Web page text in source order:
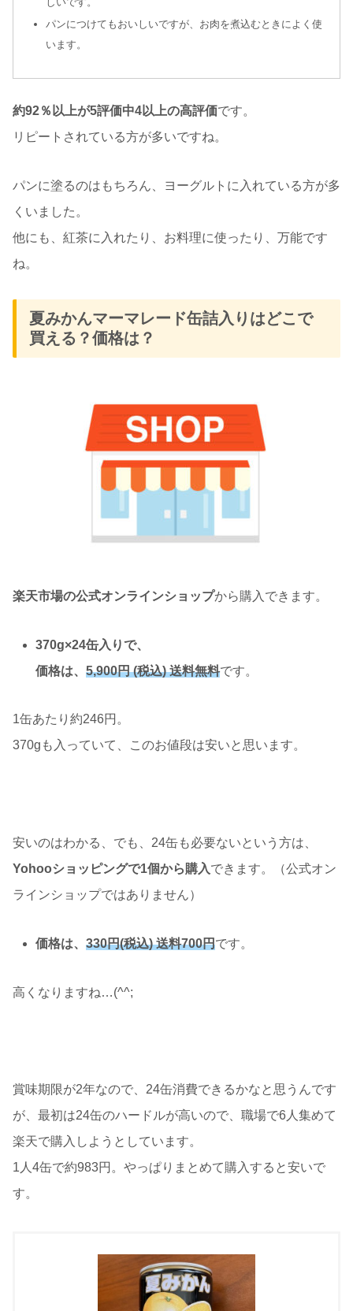
パンにつけてもおいしいですが、お肉を煮込むときによく使
います。
約92％以上が5評価中4以上の高評価です。
リピートされている方が多いですね。
パンに塗るのはもちろん、ヨーグルトに入れている方が多
くいました。
他にも、紅茶に入れたり、お料理に使ったり、万能です
ね。
夏みかんマーマレード缶詰入りはどこで
買える？価格は？
楽天市場の公式オンラインショップから購入できます。
370g×24缶入りで、
価格は、5,900円 (税込) 送料無料です。
1缶あたり約246円。
370gも入っていて、このお値段は安いと思います。
安いのはわかる、でも、24缶も必要ないという方は、
Yohooショッピングで1個から購入できます。（公式オン
ラインショップではありません）
価格は、330円(税込) 送料700円です。
高くなりますね…(^^;
賞味期限が2年なので、24缶消費できるかなと思うんです
が、最初は24缶のハードルが高いので、職場で6人集めて
楽天で購入しようとしています。
1人4缶で約983円。やっぱりまとめて購入すると安いで
す。